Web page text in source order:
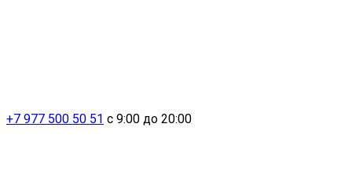
+7 977 500 50 51 с 9:00 до 20:00